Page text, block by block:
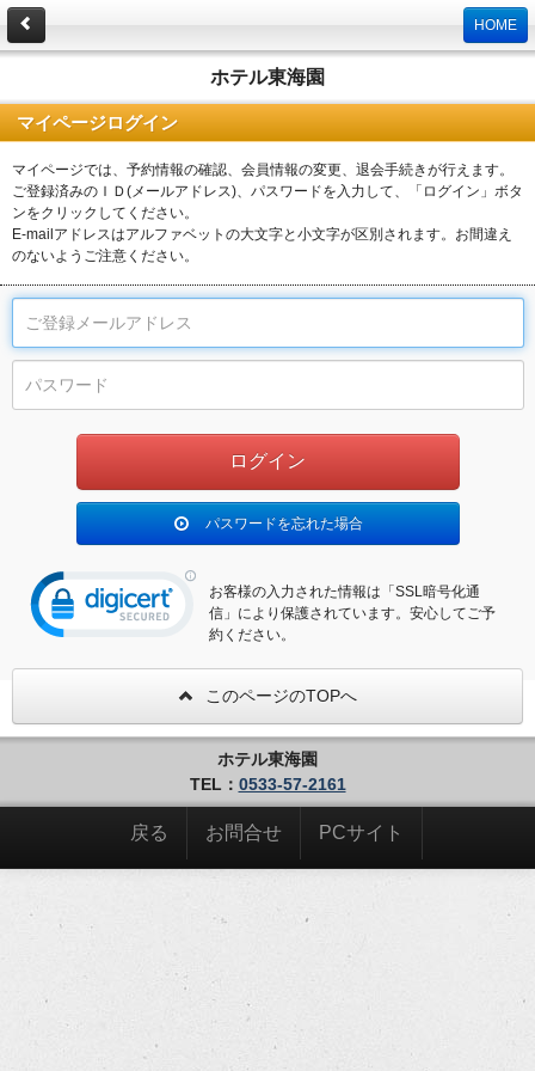
HOME
ホテル東海園
マイページログイン
マイページでは、予約情報の確認、会員情報の変更、退会手続きが行えます。
ご登録済みのＩＤ(メールアドレス)、パスワードを入力して、「ログイン」ボタ
ンをクリックしてください。
E-mailアドレスはアルファベットの大文字と小文字が区別されます。お間違え
のないようご注意ください。
パスワードを忘れた場合
お客様の入力された情報は「SSL暗号化通
信」により保護されています。安心してご予
約ください。
このページのTOPへ
ホテル東海園
TEL： 0533-57-2161
戻る お問合せ PCサイト